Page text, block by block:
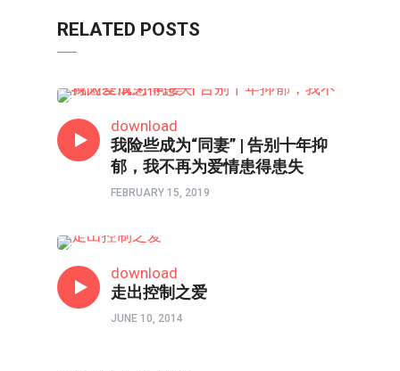
RELATED POSTS
download
我险些成为“同妻” | 告别十年抑
郁，我不再为爱情患得患失
FEBRUARY 15, 2019
download
走出控制之爱
JUNE 10, 2014